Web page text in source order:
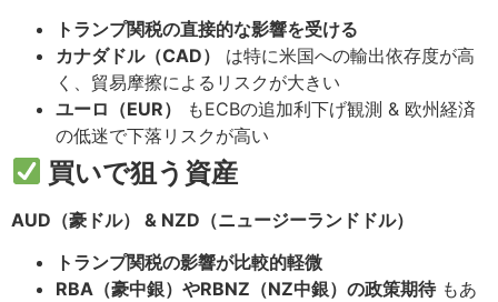
トランプ関税の直接的な影響を受ける
カナダドル（CAD）
は特に米国への輸出依存度が高
く、貿易摩擦によるリスクが大きい
ユーロ（EUR）
もECBの追加利下げ観測 & 欧州経済
の低迷で下落リスクが高い
買いで狙う資産
AUD（豪ドル） & NZD（ニュージーランドドル）
トランプ関税の影響が比較的軽微
RBA（豪中銀）やRBNZ（NZ中銀）の政策期待もあ